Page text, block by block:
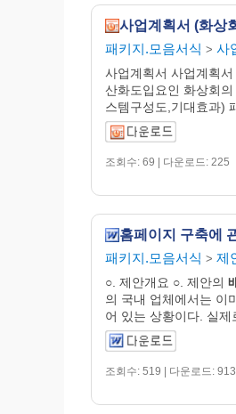
패키지.모음서식 > 사
사업계획서 사업계획
산화도입요인 화상회
스템구성도,기대효과)
조회수: 69 | 다운로드: 225
홈페이지 구축에
패키지.모음서식 > 제
○. 제안개요 ○. 제안의
의 국내 업체에서는 이
어 있는 상황이다. 실제
조회수: 519 | 다운로드: 913